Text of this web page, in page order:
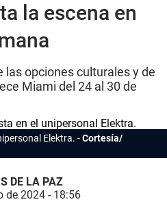
la escena en
las opciones culturales y de
Miami del 24 al 30 de
Elektra.
Cortesía/
DE LA PAZ
de 2024 - 18:56